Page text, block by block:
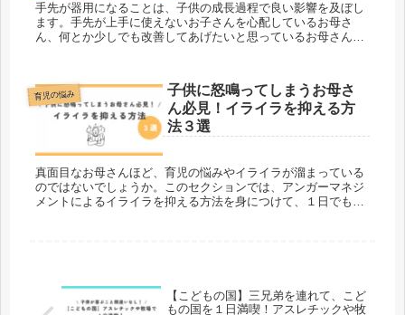
手先が器用になることは、子供の成長過程で良い影響を及ぼし
ます。手先が上手に使えないお子さんを心配しているお母さ
ん、何とか少しでも改善してあげたいと思っているお母さん、
時短家事や子供とのおでかけなど育児家事のおすすめ情報を発
信しています。
育児の悩み
子供に怒鳴ってしまうお母さ
ん必見！イライラを抑える方
法３選
真面目なお母さんほど、育児の悩みやイライラが溜まっている
のではないでしょうか。このセクションでは、アンガーマネジ
メントによるイライラを抑える方法を身につけて、１日でも多
【こどもの国】三兄弟を連れて、こど
もの国を１日満喫！アスレチックや牧